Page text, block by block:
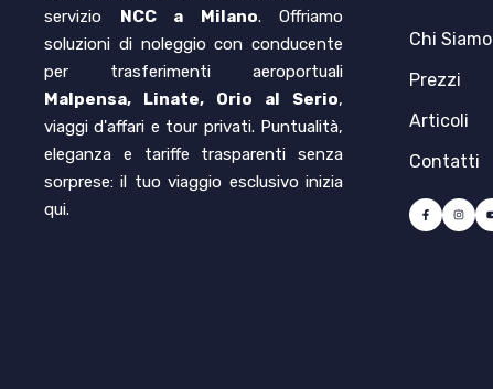
servizio NCC a Milano. Offriamo
soluzioni di noleggio con conducente
per trasferimenti aeroportuali
Malpensa, Linate, Orio al Serio,
viaggi d'affari e tour privati. Puntualità,
eleganza e tariffe trasparenti senza
sorprese: il tuo viaggio esclusivo inizia
qui.
Chi Siamo
Prezzi
Articoli
Contatti